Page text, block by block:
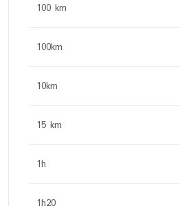
100 km
100km
10km
15 km
1h